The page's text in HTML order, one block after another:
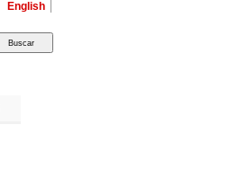
English